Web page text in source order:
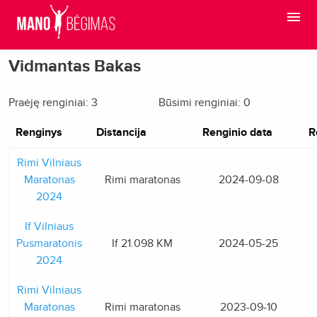
Vidmantas Bakas
Praėję renginiai: 3 Būsimi renginiai: 0
Renginys Distancija Renginio data
Rimi Vilniaus
Maratonas
2024
Rimi maratonas 2024-09-08
If Vilniaus
Pusmaratonis
2024
If 21.098 KM 2024-05-25
Rimi Vilniaus
Maratonas
Rimi maratonas 2023-09-10